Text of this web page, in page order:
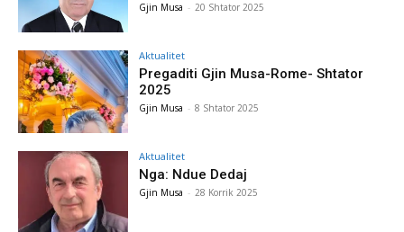
Gjin Musa - 20 Shtator 2025
Aktualitet
Pregaditi Gjin Musa-Rome- Shtator
2025
Gjin Musa - 8 Shtator 2025
Aktualitet
Nga: Ndue Dedaj
Gjin Musa - 28 Korrik 2025